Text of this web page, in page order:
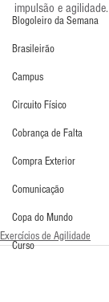
Blogoleiro da Semana
Brasileirão
Campus
Circuito Físico
Cobrança de Falta
Compra Exterior
Comunicação
Copa do Mundo
Curso
impulsão e agilidade.
Exercícios de Agilidade